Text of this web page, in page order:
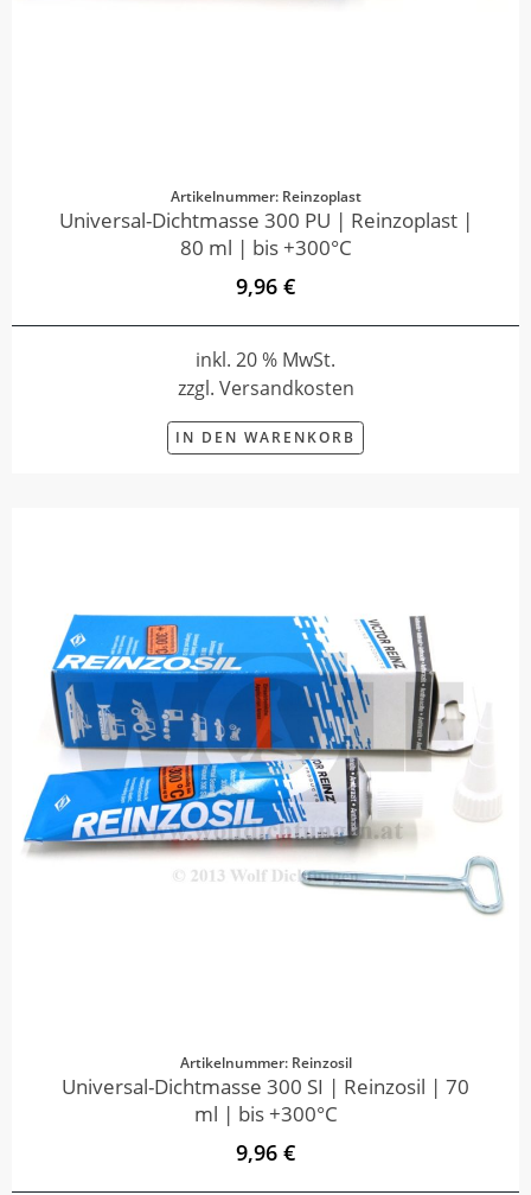
Artikelnummer: Reinzoplast
Universal-Dichtmasse 300 PU | Reinzoplast |
80 ml | bis +300°C
9,96 €
inkl. 20 % MwSt.
zzgl. Versandkosten
IN DEN WARENKORB
Artikelnummer: Reinzosil
Universal-Dichtmasse 300 SI | Reinzosil | 70
ml | bis +300°C
9,96 €